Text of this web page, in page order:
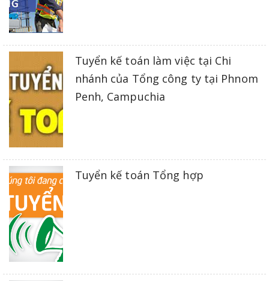
Tuyển kế toán làm việc tại Chi
nhánh của Tổng công ty tại Phnom
Penh, Campuchia
Tuyển kế toán Tổng hợp